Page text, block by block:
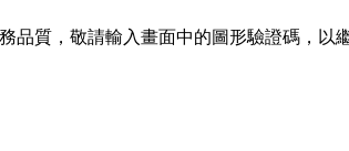
品質，敬請輸入畫面中的圖形驗證碼，以